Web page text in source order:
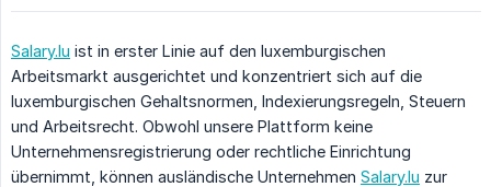
Salary.lu ist in erster Linie auf den luxemburgischen
Arbeitsmarkt ausgerichtet und konzentriert sich auf die
luxemburgischen Gehaltsnormen, Indexierungsregeln, Steuern
und Arbeitsrecht. Obwohl unsere Plattform keine
Unternehmensregistrierung oder rechtliche Einrichtung
übernimmt, können ausländische Unternehmen Salary.lu zur